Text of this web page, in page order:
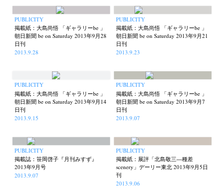
PUBLICITY
掲載紙：大島尚悟 「ギャラリーbe 」
朝日新聞 be on Saturday 2013年9月28
日刊
2013.9.28
PUBLICITY
掲載紙：大島尚悟 「ギャラリーbe 」
朝日新聞 be on Saturday 2013年9月21
日刊
2013.9.23
PUBLICITY
掲載紙：大島尚悟 「ギャラリーbe 」
朝日新聞 be on Saturday 2013年9月14
日刊
2013.9.15
PUBLICITY
掲載紙：大島尚悟 「ギャラリーbe 」
朝日新聞 be on Saturday 2013年9月7
日刊
2013.9.07
PUBLICITY
掲載誌：笹岡啓子『月刊みすず』
2013年9月号
2013.9.07
PUBLICITY
掲載紙：展評「北島敬三―種差
scenery」デーリー東北 2013年9月5日
刊
2013.9.06